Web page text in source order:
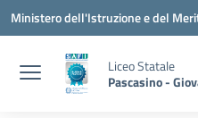
Vai ai contenuti
Vai al menu di navigazione
Vai al footer
Ministero dell'Istruzione e del
Liceo Statale
Pascasino -